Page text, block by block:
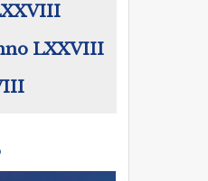
LXXVIII